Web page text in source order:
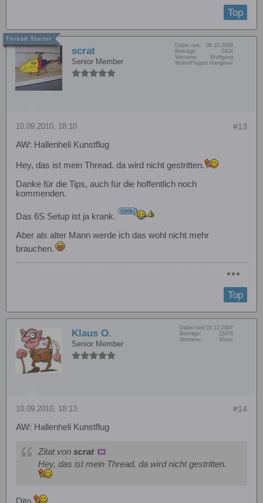
Top
scrat
Senior Member
Dabei seit:
08.10.2008
Beiträge:
2424
Vorname:
Wolfgang
Wohn/Flugort: Hangover
#13
10.09.2010, 18:10
AW: Hallenheli Kunstflug
Hey, das ist mein Thread. da wird nicht gestritten.
Danke für die Tips, auch für die hoffentlich noch
kommenden.
Das 6S Setup ist ja krank.
Aber als alter Mann werde ich das wohl nicht mehr
brauchen.
Top
Klaus O.
Senior Member
Dabei seit:03.12.2007
Beiträge:
22476
Vorname:
Klaus
#14
10.09.2010, 18:13
AW: Hallenheli Kunstflug
Zitat von scrat
Hey, das ist mein Thread. da wird nicht gestritten.